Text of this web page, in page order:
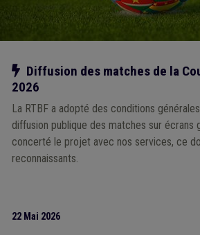
Notre action
Diffusion des matches de la
2026
La RTBF a adopté des conditions
diffusion publique des matches sur écrans
concerté le projet avec nos services, ce
reconnaissants.
22 Mai 2026